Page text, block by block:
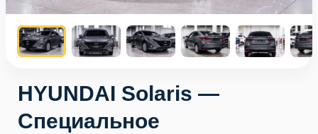
HYUNDAI Solaris —
Специальное